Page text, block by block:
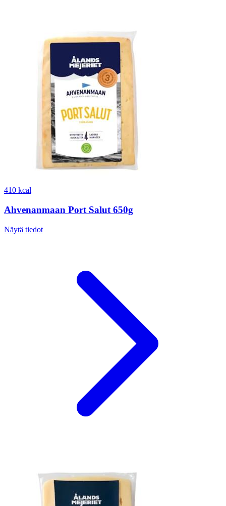
410 kcal
Ahvenanmaan Port Salut 650g
Näytä tiedot